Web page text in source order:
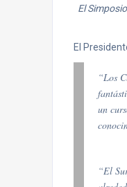
El
El
“Los
un
“El